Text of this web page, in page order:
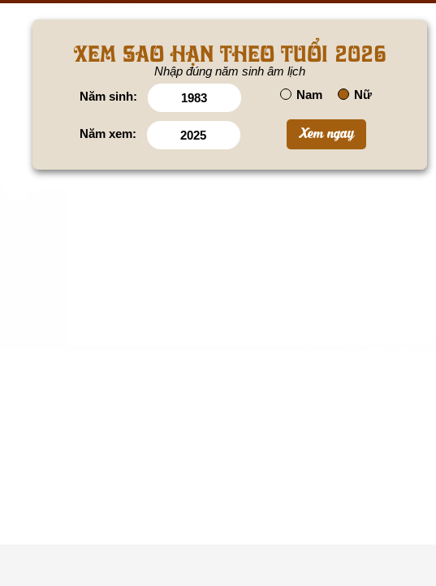
Xem sao hạn theo tuổi 2026
Nhập đúng năm sinh âm lịch
Năm sinh:
Nam Nữ
Năm xem: